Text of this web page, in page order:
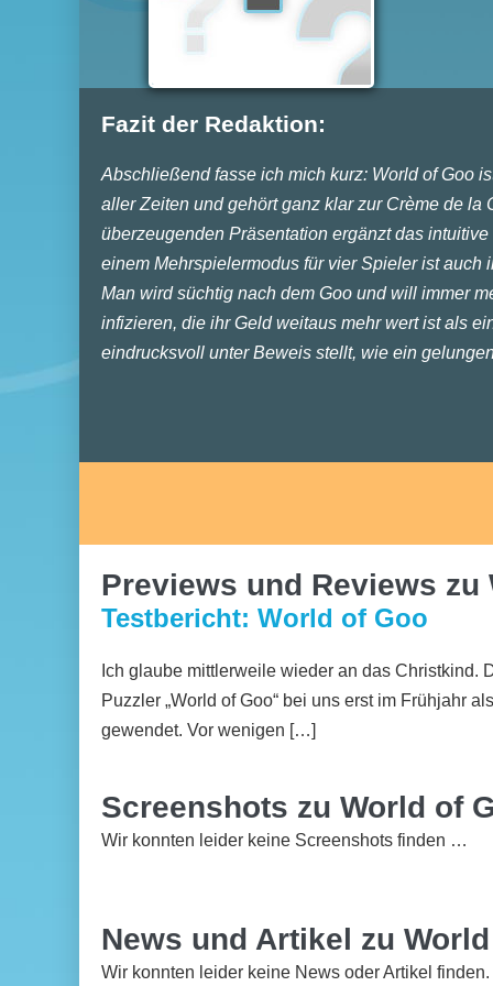
Fazit der Redaktion:
Abschließend fasse ich mich kurz: World of Goo
aller Zeiten und gehört ganz klar zur Crème de
überzeugenden Präsentation ergänzt das
einem Mehrspielermodus für vier Spieler ist
Man wird süchtig nach dem Goo und will immer
infizieren, die ihr Geld weitaus mehr wert ist als
eindrucksvoll unter Beweis stellt, wie ein
Previews und Reviews zu
Testbericht: World of Goo
Ich glaube mittlerweile wieder an das Christkind.
Puzzler „World of Goo“ bei uns erst im Frühjahr
gewendet. Vor wenigen […]
Screenshots zu World of
Wir konnten leider keine Screenshots finden …
News und Artikel zu
Wir konnten leider keine News oder Artikel finden.